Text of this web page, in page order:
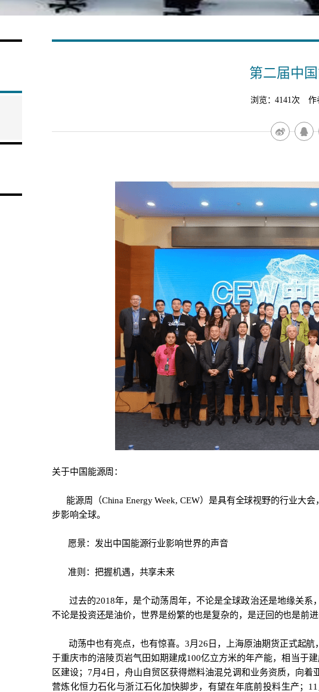
第二届中
浏览：4141次 作
关于中国能源周：
能源周（China Energy Week, CEW）是具有全球视野的行业大
步影响全球。
愿景：发出中国能源行业影响世界的声音
准则：把握机遇，共享未来
过去的2018年，是个动荡周年，不论是全球政治还是地缘关系
不论是投资还是油价，世界是纷繁的也是复杂的，是迂回的也是前进
动荡中也有亮点，也有惊喜。3月26日，上海原油期货正式起航
于重庆市的涪陵页岩气田如期建成100亿立方米的年产能，相当于
区建设；7月4日，舟山自贸区获得燃料油混兑调和业务资质，向
营炼化恒力石化与浙江石化加快脚步，有望在年底前投料生产；